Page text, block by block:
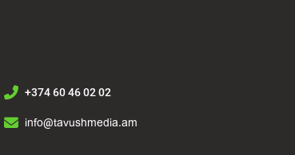
+374 60 46 02 02
info@tavushmedia.am